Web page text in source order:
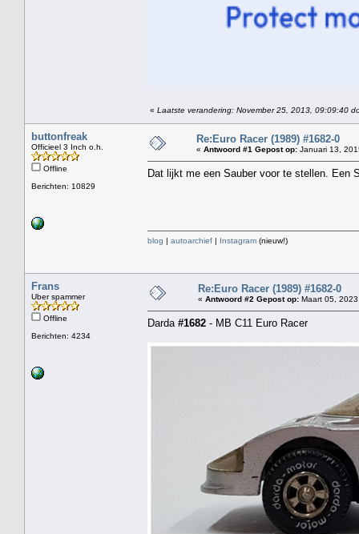
« Laatste verandering: November 25, 2013, 09:09:40
buttonfreak
Officieel 3 Inch o.h.
Offline
Berichten: 10829
Re:Euro Racer (1989) #1682-0
« Antwoord #1 Gepost op: Januari 13,
Dat lijkt me een Sauber voor te stellen. Een
blog | autoarchief | Instagram (nieuw!)
Frans
Uber spammer
Offline
Berichten: 4234
Re:Euro Racer (1989) #1682-0
« Antwoord #2 Gepost op: Maart 05,
Darda #1682 - MB C11 Euro Racer